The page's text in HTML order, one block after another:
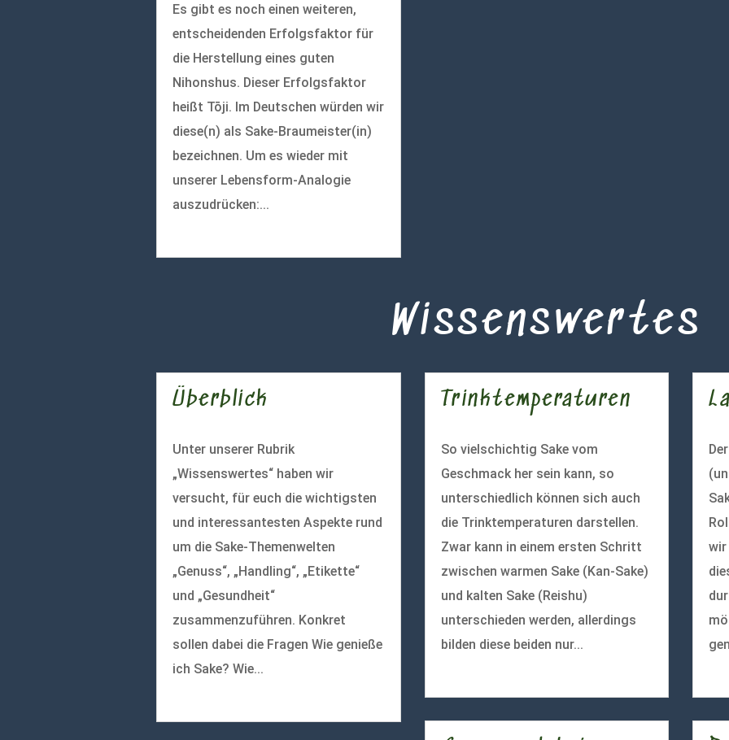
Es gibt es noch einen weiteren,
entscheidenden Erfolgsfaktor für
die Herstellung eines guten
Nihonshus. Dieser Erfolgsfaktor
heißt Tōji. Im Deutschen würden wir
diese(n) als Sake-Braumeister(in)
bezeichnen. Um es wieder mit
unserer Lebensform-Analogie
auszudrücken:...
Wissenswertes
Überblick
Unter unserer Rubrik
„Wissenswertes“ haben wir
versucht, für euch die wichtigsten
und interessantesten Aspekte rund
um die Sake-Themenwelten
„Genuss“, „Handling“, „Etikette“
und „Gesundheit“
zusammenzuführen. Konkret
sollen dabei die Fragen Wie genieße
ich Sake? Wie...
Trinktemperaturen
So vielschichtig Sake vom
Geschmack her sein kann, so
unterschiedlich können sich auch
die Trinktemperaturen darstellen.
Zwar kann in einem ersten Schritt
zwischen warmen Sake (Kan-Sake)
und kalten Sake (Reishu)
unterschieden werden, allerdings
bilden diese beiden nur...
wir